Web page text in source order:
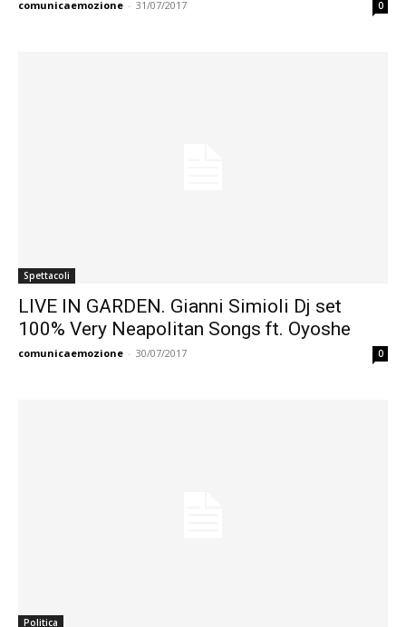
comunicaemozione - 31/07/2017 0
Spettacoli
LIVE IN GARDEN. Gianni Simioli Dj set
100% Very Neapolitan Songs ft. Oyoshe
comunicaemozione - 30/07/2017 0
Politica